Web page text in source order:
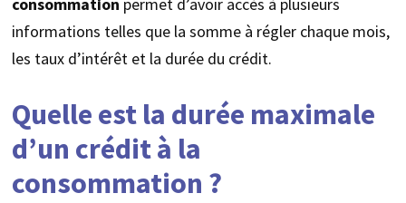
consommation permet d’avoir accès à plusieurs
informations telles que la somme à régler chaque mois,
les taux d’intérêt et la durée du crédit.
Quelle est la durée maximale
d’un crédit à la
consommation ?